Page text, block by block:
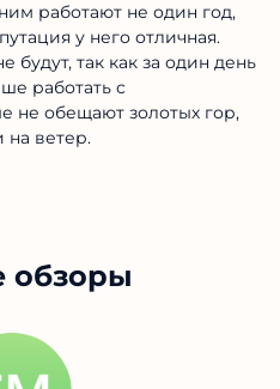
работают не один год,
у него отличная.
будут, так как за один день
работать с
не обещают золотых гор,
на ветер.
обзоры